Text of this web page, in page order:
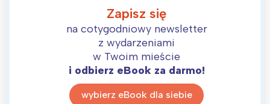
Zapisz się
na cotygodniowy newsletter
z wydarzeniami
w Twoim mieście
i odbierz eBook za darmo!
wybierz eBook dla siebie
Poznań
Południe
Północ
Wszystkie
Wybieram